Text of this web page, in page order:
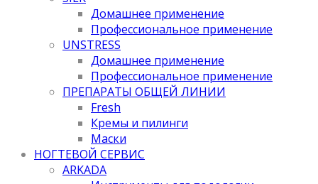
Домашнее применение
Профессиональное применение
UNSTRESS
Домашнее применение
Профессиональное применение
ПРЕПАРАТЫ ОБЩЕЙ ЛИНИИ
Fresh
Кремы и пилинги
Маски
НОГТЕВОЙ СЕРВИС
ARKADA